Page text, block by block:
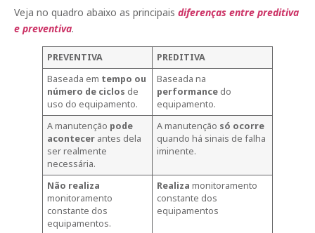
Veja no quadro abaixo as principais diferenças entre preditiva
e preventiva.
PREVENTIVA
PREDITIVA
Baseada em tempo ou
número de ciclos de
uso do equipamento.
Baseada na
performance do
equipamento.
A manutenção pode
acontecer antes dela
ser realmente
necessária.
A manutenção só ocorre
quando há sinais de falha
iminente.
Não realiza
monitoramento
constante dos
equipamentos.
Realiza monitoramento
constante dos
equipamentos